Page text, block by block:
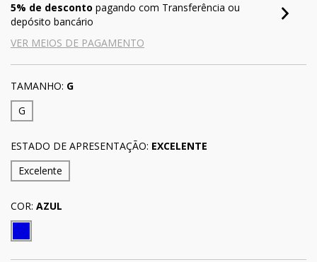
5% de desconto pagando com Transferência ou
depósito bancário
VER MEIOS DE PAGAMENTO
TAMANHO: G
G
ESTADO DE APRESENTAÇÃO: EXCELENTE
Excelente
COR: AZUL